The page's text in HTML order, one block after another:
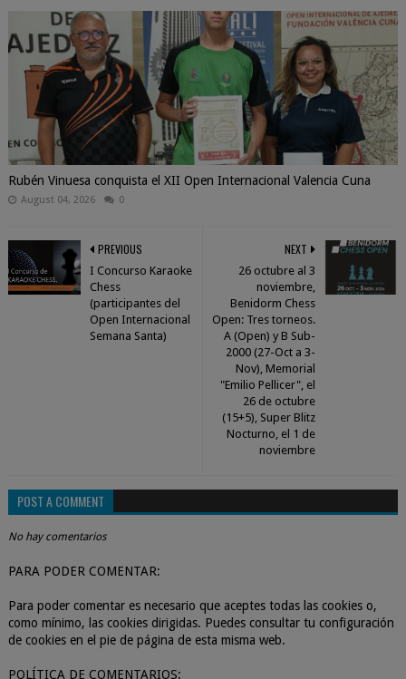
Rubén Vinuesa conquista el XII Open Internacional Valencia Cuna
August 04, 2026 0
NEXT
26 octubre al 3
noviembre,
Benidorm Chess
Open: Tres torneos.
A (Open) y B Sub-
2000 (27-Oct a 3-
Nov), Memorial
"Emilio Pellicer", el
26 de octubre
(15+5), Super Blitz
Nocturno, el 1 de
noviembre
PREVIOUS
I Concurso Karaoke
Chess
(participantes del
Open Internacional
Semana Santa)
POST A COMMENT
No hay comentarios
PARA PODER COMENTAR:
Para poder comentar es necesario que aceptes todas las cookies o,
como mínimo, las cookies dirigidas. Puedes consultar tu configuración
de cookies en el pie de página de esta misma web.
POLÍTICA DE COMENTARIOS: